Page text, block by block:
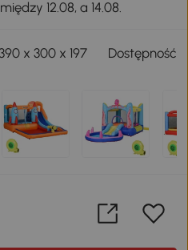
12.08, a 14.08.
x 300 x 197
Dostępność